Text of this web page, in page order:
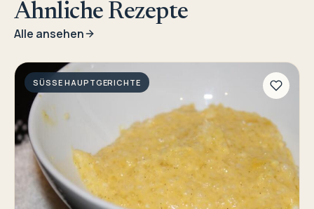
Ähnliche Rezepte
Alle ansehen
SÜSSE HAUPTGERICHTE